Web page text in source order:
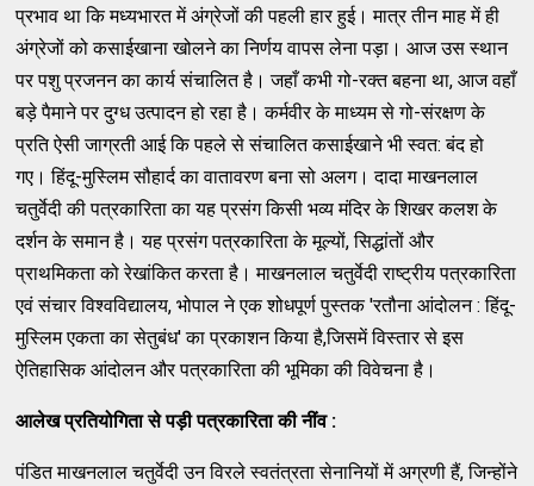
प्रभाव था कि मध्यभारत में अंग्रेजों की पहली हार हुई। मात्र तीन माह में ही
अंग्रेजों को कसाईखाना खोलने का निर्णय वापस लेना पड़ा। आज उस स्थान
पर पशु प्रजनन का कार्य संचालित है। जहाँ कभी गो-रक्त बहना था, आज वहाँ
बड़े पैमाने पर दुग्ध उत्पादन हो रहा है। कर्मवीर के माध्यम से गो-संरक्षण के
प्रति ऐसी जाग्रती आई कि पहले से संचालित कसाईखाने भी स्वत: बंद हो
गए। हिंदू-मुस्लिम सौहार्द का वातावरण बना सो अलग। दादा माखनलाल
चतुर्वेदी की पत्रकारिता का यह प्रसंग किसी भव्य मंदिर के शिखर कलश के
दर्शन के समान है। यह प्रसंग पत्रकारिता के मूल्यों, सिद्धांतों और
प्राथमिकता को रेखांकित करता है। माखनलाल चतुर्वेदी राष्ट्रीय पत्रकारिता
एवं संचार विश्वविद्यालय, भोपाल ने एक शोधपूर्ण पुस्तक 'रतौना आंदोलन : हिंदू-
मुस्लिम एकता का सेतुबंध' का प्रकाशन किया है,जिसमें विस्तार से इस
ऐतिहासिक आंदोलन और पत्रकारिता की भूमिका की विवेचना है।
आलेख प्रतियोगिता से पड़ी पत्रकारिता की नींव :
पंडित माखनलाल चतुर्वेदी उन विरले स्वतंत्रता सेनानियों में अग्रणी हैं, जिन्होंने